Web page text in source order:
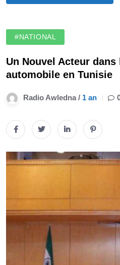
#NATIONAL
Un Nouvel Acteur dans
automobile en Tunisie
Radio Awledna / 1 an